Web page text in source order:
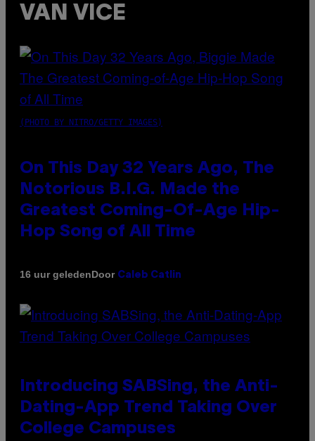
VAN VICE
(PHOTO BY NITRO/GETTY IMAGES)
On This Day 32 Years Ago, The
Notorious B.I.G. Made the
Greatest Coming-Of-Age Hip-
Hop Song of All Time
16 uur geledenDoor Caleb Catlin
Introducing SABSing, the Anti-
Dating-App Trend Taking Over
College Campuses